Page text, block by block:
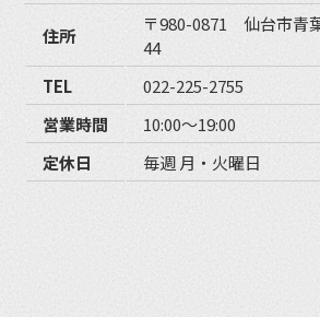
住所
〒980-0871 仙台市青
44
TEL
022-225-2755
営業時間
10:00〜19:00
定休日
毎週 月・火曜日